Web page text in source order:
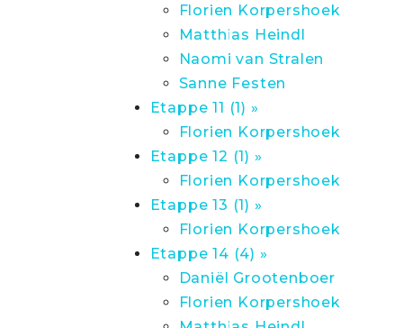
Florien Korpershoek
Matthias Heindl
Naomi van Stralen
Sanne Festen
Etappe 11 (1) »
Florien Korpershoek
Etappe 12 (1) »
Florien Korpershoek
Etappe 13 (1) »
Florien Korpershoek
Etappe 14 (4) »
Daniël Grootenboer
Florien Korpershoek